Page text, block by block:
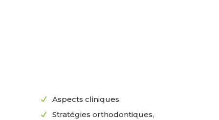
N Aspects cliniques.
N
Stratégies orthodontiques,